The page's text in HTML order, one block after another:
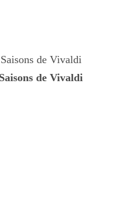
de Vivaldi